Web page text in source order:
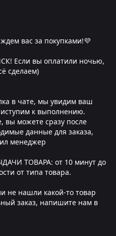
вас за покупками!💜
Если вы оплатили ночью,
сделаем)
в чате, мы увидим ваш
к выполнению.
вы можете сразу после
данные для заказа,
менеджер
ТОВАРА: от 10 минут до
от типа товара.
не нашли какой-то товар
заказ, напишите нам в